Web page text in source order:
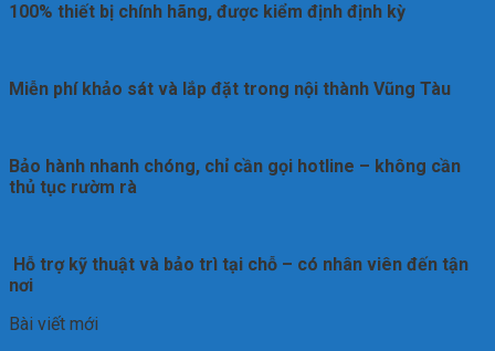
100% thiết bị chính hãng, được kiểm định định kỳ
Miễn phí khảo sát và lắp đặt trong nội thành Vũng Tàu
Bảo hành nhanh chóng, chỉ cần gọi hotline – không cần
thủ tục rườm rà
Hỗ trợ kỹ thuật và bảo trì tại chỗ – có nhân viên đến tận
nơi
Bài viết mới